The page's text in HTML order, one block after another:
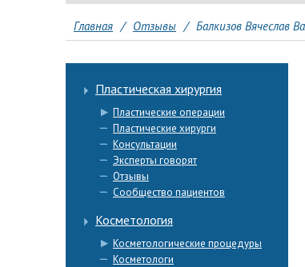
Главная / Отзывы / Балкизов Вячеслав
Пластическая хирургия
Пластические операции
Пластические хирурги
Консультации
Эксперты говорят
Отзывы
Сообщество пациентов
Косметология
Косметологические процедуры
Косметологи